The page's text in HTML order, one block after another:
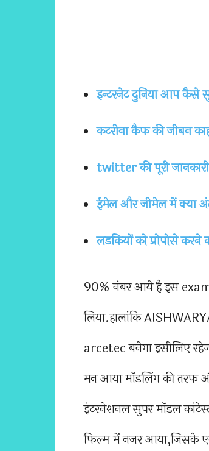
इन्टरनेट दुनिया आप कैसे
कटरीना कैफ की जीबन
twitter की पूरी
ईमेल और जीमेल में क्या
लडकियों को प्रोपोसे करने
90% नंबर आये है इस exam
लिया.हालांकि
arcetec बनेगा इसीलिए
मन आया मॉडलिंग की तरफ
इंटरनेशनल सुपर मॉडल
फिल्म में नजर आया,जिसके